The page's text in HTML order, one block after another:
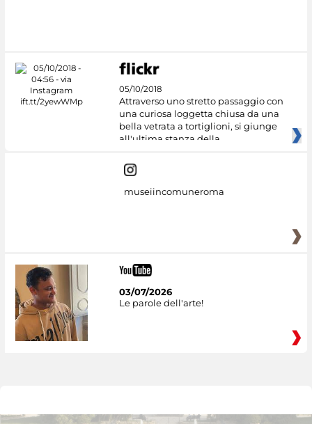
05/10/2018
Attraverso uno stretto passaggio con
una curiosa loggetta chiusa da una
bella vetrata a tortiglioni, si giunge
all'ultima stanza della
museiincomuneroma
03/07/2026
Le parole dell'arte!